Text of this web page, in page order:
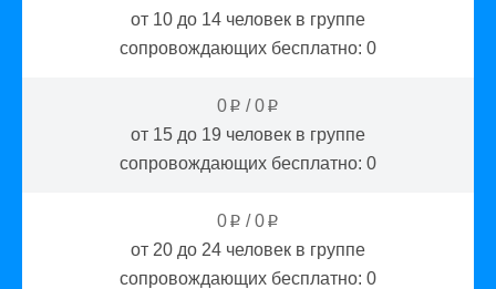
от 10 до 14 человек в группе
сопровождающих бесплатно: 0
0 p /0 p
от 15 до 19 человек в группе
сопровождающих бесплатно: 0
0 p /0 p
от 20 до 24 человек в группе
сопровождающих бесплатно: 0